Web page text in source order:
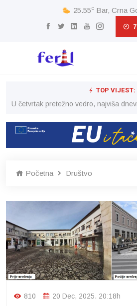
25.55c Bar, Crna
TOP VIJEST:
U četvrtak pretežno vedro, najviša
Početna Društvo
810 20 Dec, 2025. 20:18h